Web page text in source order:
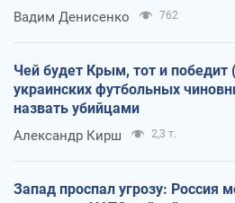
Вадим Денисенко 762
Чей будет Крым, тот и победит
украинских футбольных
назвать убийцами
Александр Кирш 2,3 т.
Запад проспал угрозу: Россия